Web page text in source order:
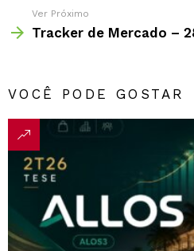
Ver Próximo
Tracker de Mercado –
VOCÊ PODE GOSTAR